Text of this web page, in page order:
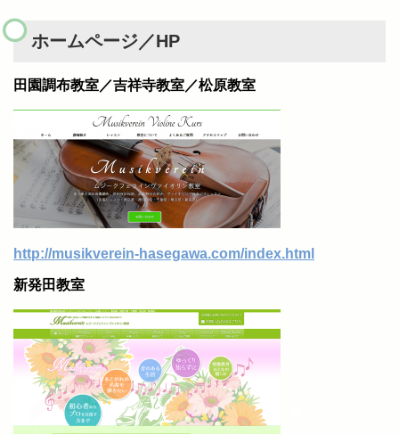
ホームページ／HP
田園調布教室／吉祥寺教室／松原教室
http://musikverein-hasegawa.com/index.html
新発田教室